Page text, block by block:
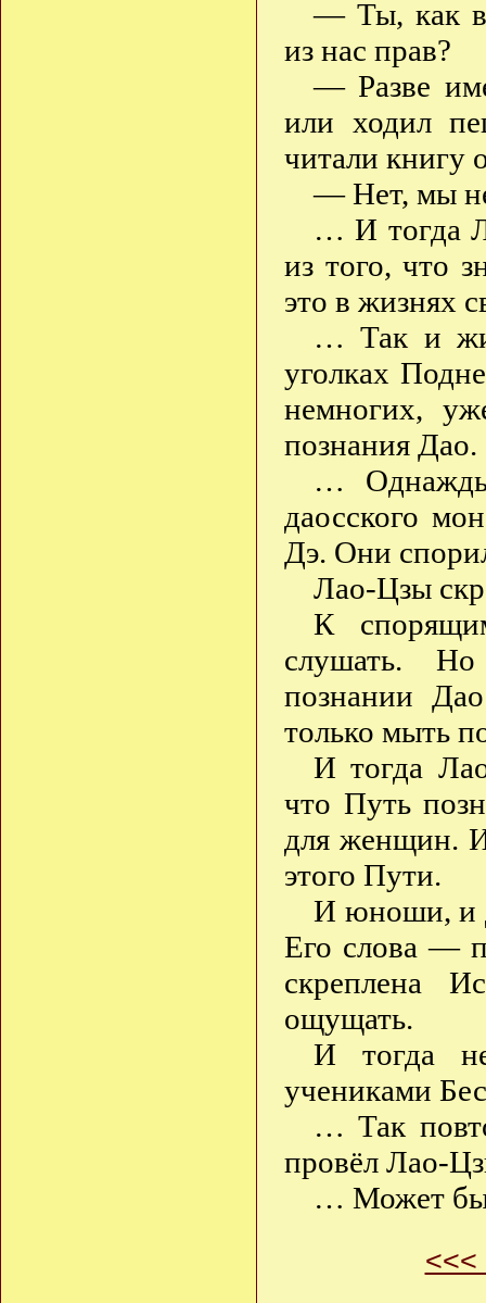
— Ты, как
из нас прав?
— Разве
или ходил
читали книгу
— Нет, мы
… И тогда
из того, что
это в жизнях
… Так и
уголках
немногих,
познания Дао.
…
даосского
Дэ. Они
Лао-Цзы
К
слушать.
познании
только мыть
И тогда
что Путь
для женщин.
этого Пути.
И юноши, и
Его слова —
скреплена
ощущать.
И тогда
учениками
… Так
провёл Лао-
… Может
<<<